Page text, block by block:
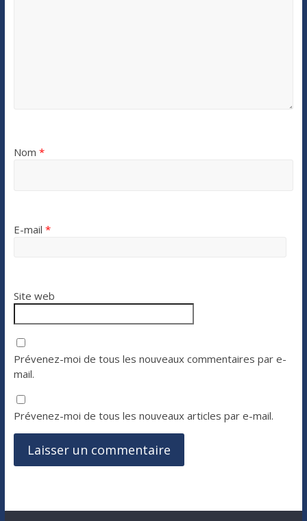
Nom *
E-mail *
Site web
Prévenez-moi de tous les nouveaux commentaires par e-
mail.
Prévenez-moi de tous les nouveaux articles par e-mail.